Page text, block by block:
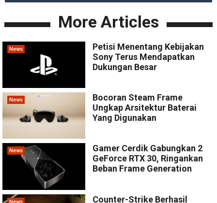
More Articles
News
Petisi Menentang Kebijakan
Sony Terus Mendapatkan
Dukungan Besar
News
Bocoran Steam Frame
Ungkap Arsitektur Baterai
Yang Digunakan
News
Gamer Cerdik Gabungkan 2
GeForce RTX 30, Ringankan
Beban Frame Generation
News
Counter-Strike Berhasil